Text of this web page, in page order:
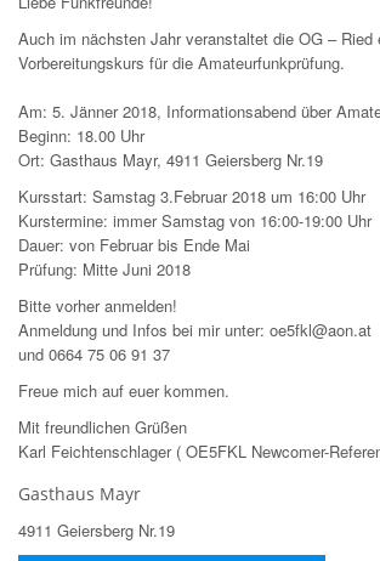
Auch im nächsten Jahr veranstaltet die OG – Ried
Vorbereitungskurs für die Amateurfunkprüfung.
Am: 5. Jänner 2018, Informationsabend über
Beginn: 18.00 Uhr
Ort: Gasthaus Mayr, 4911 Geiersberg Nr.19
Kursstart: Samstag 3.Februar 2018 um 16:00 Uhr
Kurstermine: immer Samstag von 16:00-19:00 Uhr
Dauer: von Februar bis Ende Mai
Prüfung: Mitte Juni 2018
Bitte vorher anmelden!
Anmeldung und Infos bei mir unter: oe5fkl@aon.at
und 0664 75 06 91 37
Freue mich auf euer kommen.
Mit freundlichen Grüßen
Karl Feichtenschlager ( OE5FKL Newcomer-
Gasthaus Mayr
4911 Geiersberg Nr.19